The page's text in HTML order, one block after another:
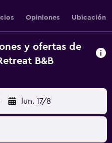
Opiniones Ubicación
y ofertas de
B&B
lun. 17/8